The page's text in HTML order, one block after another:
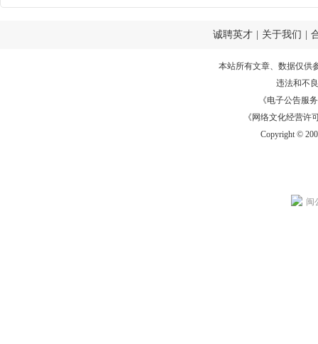
诚聘英才 关于我们
本站所有文章、数据仅供
违法和不
《电子公告服务
《网络文化经营许
Copyright ©
闽